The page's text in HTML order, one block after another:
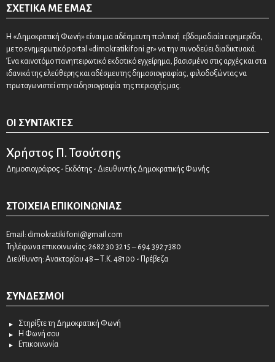
ΣΧΕΤΙΚΆ ΜΕ ΕΜΆΣ
Η «Δημοκρατική Φωνή» είναι μια αδέσμευτη πολιτική εβδομαδιαία εφημερίδα,
με το ενημερωτικό portal «dimokratikifoni.gr» να την συνοδεύει διαδικτυακά.
Ένα καινοτόμο πανηπειρωτικό εκδοτικό εγχείρημα, βασισμένο στις αρχές και στα
ιδανικά της ελεύθερης και αδέσμευτης δημοσιογραφίας, φιλοδοξώντας να
πρωταγωνιστεί στην ειδησιογραφία της περιοχής μας.
ΟΙ ΣΥΝΤΆΚΤΕΣ
Χρήστος Π. Τσούτσης
Δημοσιογράφος - Εκδότης - Διευθυντής Δημοκρατικής Φωνής
ΣΤΟΙΧΕΊΑ ΕΠΙΚΟΙΝΩΝΊΑΣ
Email: dimokratikifoni@gmail.com
Τηλέφωνα επικοινωνίας: 2682 30 32 15 – 694 392 7380
Διεύθυνση: Ανακτορίου 48 – Τ.Κ. 48100 - Πρέβεζα
ΣΎΝΔΕΣΜΟΙ
Στηρίξτε τη Δημοκρατική Φωνή
Η Φωνή σου
Επικοινωνία